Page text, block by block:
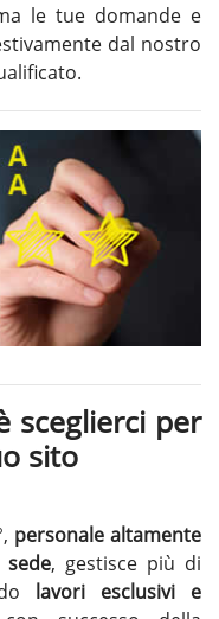
le tue domande e
dal nostro
sceglierci per
sito
personale altamente
, gestisce più di
lavori esclusivi e